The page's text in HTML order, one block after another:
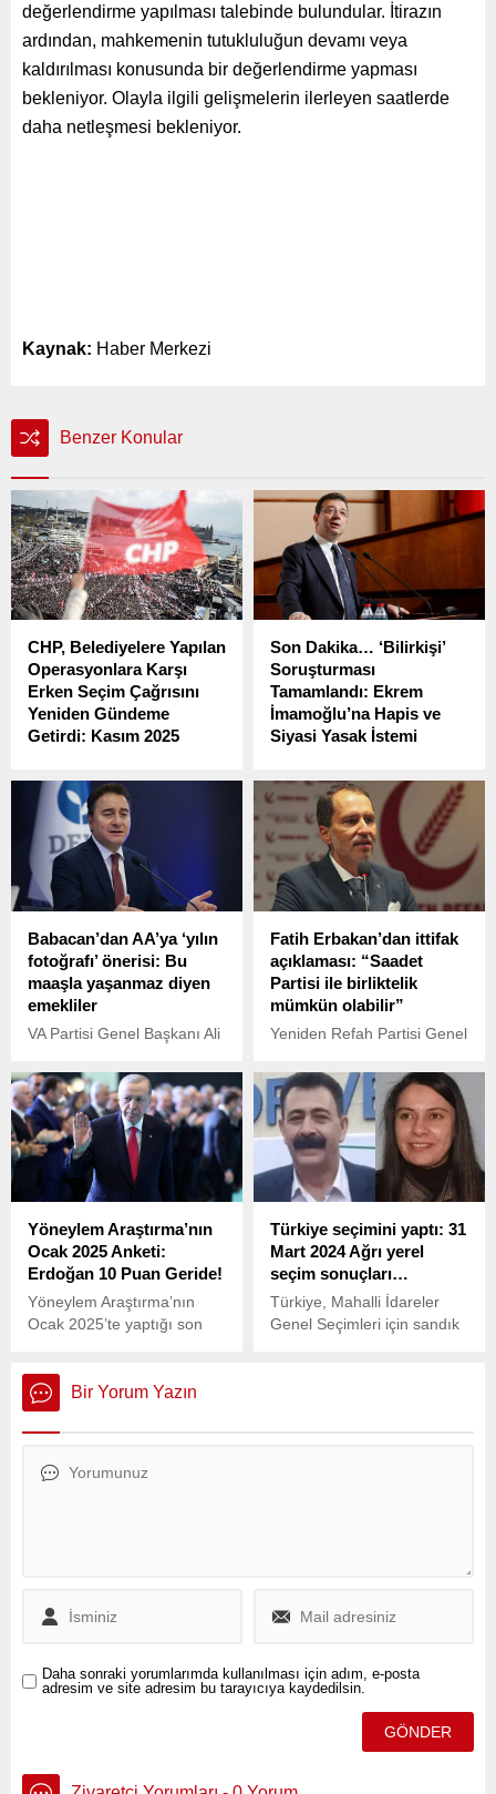
değerlendirme yapılması talebinde bulundular. İtirazın
ardından, mahkemenin tutukluluğun devamı veya
kaldırılması konusunda bir değerlendirme yapması
bekleniyor. Olayla ilgili gelişmelerin ilerleyen saatlerde
daha netleşmesi bekleniyor.
Kaynak: Haber Merkezi
Benzer Konular
CHP, Belediyelere Yapılan
Operasyonlara Karşı
Erken Seçim Çağrısını
Yeniden Gündeme
Getirdi: Kasım 2025
Özel, Beşiktaş Belediyesi’ne
yönelik yapılan operasyona
sert tepki gösterdi ve
partisinin erken seçim
çağrısını yeniden gündeme
getirdi.
Son Dakika… ‘Bilirkişi’
Soruşturması
Tamamlandı: Ekrem
İmamoğlu’na Hapis ve
Siyasi Yasak İstemi
Belediye (İBB) Başkanı
Ekrem İmamoğlu hakkında
başlatılan bilirkişi
soruşturması tamamlandı.
Babacan’dan AA’ya ‘yılın
fotoğrafı’ önerisi: Bu
maaşla yaşanmaz diyen
emekliler
VA Partisi Genel Başkanı Ali
Ajansı’nın (AA) düzenlediği
“Yılın Fotoğrafları”
seçiminde, Türkiye’nin
karşılaştığı ekonomik
zorluklar ve yolsuzluk
sorunlarının fotoğraf
edilmemesine tepki
gösterdi.
Fatih Erbakan’dan ittifak
açıklaması: “Saadet
Partisi ile birliktelik
mümkün olabilir”
Yeniden Refah Partisi Genel
Cumhur İttifakı ile yeniden
ittifak yapma ihtimalini
reddetti. Ancak Saadet
Partisi ile benzer görüşleri
paylaştıklarını belirterek,
gelecekte bir iş birliğinin
etti.
Yöneylem Araştırma’nın
Ocak 2025 Anketi:
Erdoğan 10 Puan Geride!
Yöneylem Araştırma’nın
Ocak 2025’te yaptığı son
koydu.
Türkiye seçimini yaptı: 31
Mart 2024 Ağrı yerel
seçim sonuçları…
Türkiye, Mahalli İdareler
Genel Seçimleri için sandık
belirlemek için oy verdi.
Bir Yorum Yazın
Daha sonraki yorumlarımda kullanılması için adım, e-posta
adresim ve site adresim bu tarayıcıya kaydedilsin.